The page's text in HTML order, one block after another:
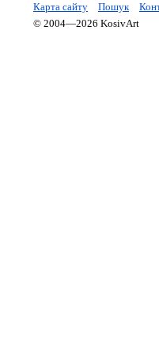
Карта сайту Пошук
© 2004—2026 KosivArt